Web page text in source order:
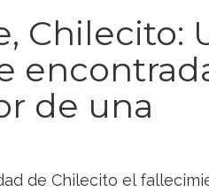
Chilecito:
de una
de Chilecito el